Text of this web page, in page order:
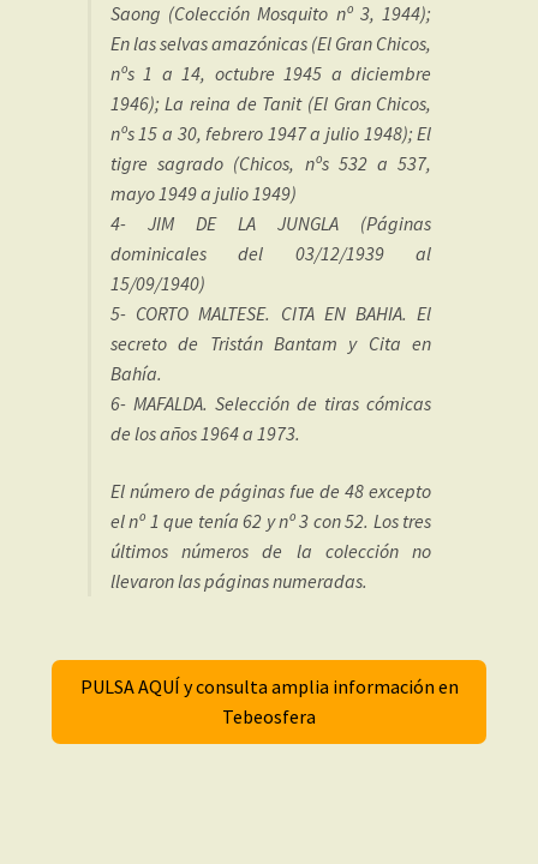
Saong (Colección Mosquito nº 3, 1944);
En las selvas amazónicas (El Gran Chicos,
nºs 1 a 14, octubre 1945 a diciembre
1946); La reina de Tanit (El Gran Chicos,
nºs 15 a 30, febrero 1947 a julio 1948); El
tigre sagrado (Chicos, nºs 532 a 537,
mayo 1949 a julio 1949)
4- JIM DE LA JUNGLA (Páginas
dominicales del 03/12/1939 al
15/09/1940)
5- CORTO MALTESE. CITA EN BAHIA. El
secreto de Tristán Bantam y Cita en
Bahía.
6- MAFALDA. Selección de tiras cómicas
de los años 1964 a 1973.
El número de páginas fue de 48 excepto
el nº 1 que tenía 62 y nº 3 con 52. Los tres
últimos números de la colección no
llevaron las páginas numeradas.
PULSA AQUÍ y consulta amplia información en
Tebeosfera